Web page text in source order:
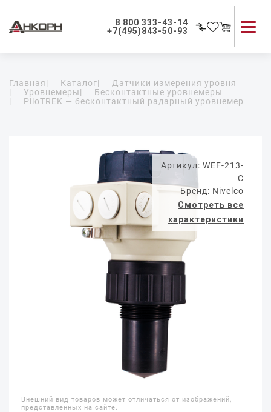
8 800 333-43-14
+7(495)843-50-93
Применение приборов
Как мы работаем
Главная| Каталог|
Датчики измерения уровня
|
Уровнемеры|
Бесконтактные уровнемеры
|
PiloTREK — бесконтактный радарный уровнемер
Артикул: WEF-213-
C
Бренд: Nivelco
Смотреть все
характеристики
Внешний вид товаров может отличаться от изображений,
представленных на сайте.